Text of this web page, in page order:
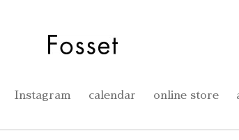
Instagram calendar online store